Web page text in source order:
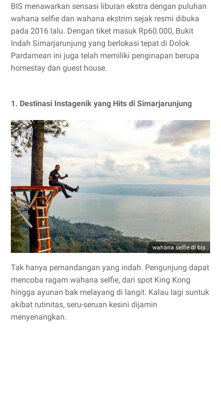
BIS menawarkan sensasi liburan ekstra dengan puluhan
wahana selfie dan wahana ekstrim sejak resmi dibuka
pada 2016 lalu. Dengan tiket masuk Rp60.000, Bukit
Indah Simarjarunjung yang berlokasi tepat di Dolok
Pardamean ini juga telah memiliki penginapan berupa
homestay dan guest house.
1. Destinasi Instagenik yang Hits di Simarjarunjung
wahana selfie di bis
Tak hanya pemandangan yang indah. Pengunjung dapat
mencoba ragam wahana selfie, dari spot King Kong
hingga ayunan bak melayang di langit. Kalau lagi suntuk
akibat rutinitas, seru-seruan kesini dijamin
menyenangkan.